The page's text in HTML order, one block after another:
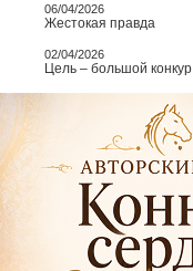
06/04/2026
Жестокая правда
02/04/2026
Цель – большой конкур